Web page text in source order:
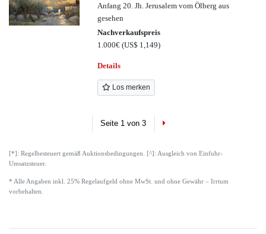
Anfang 20. Jh. Jerusalem vom Ölberg aus
gesehen
Nachverkaufspreis
1.000€(US$ 1,149)
Details
Los merken
Seite 1 von 3 Next
[*]: Regelbesteuert gemäß Auktionsbedingungen. [^]: Ausgleich von Einfuhr-
Umsatzsteuer.
* Alle Angaben inkl. 25% Regelaufgeld ohne MwSt. und ohne Gewähr – Irrtum
vorbehalten.